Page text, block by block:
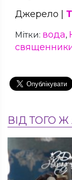
Джерело |
Мітки: вода,
ВІД ТОГО